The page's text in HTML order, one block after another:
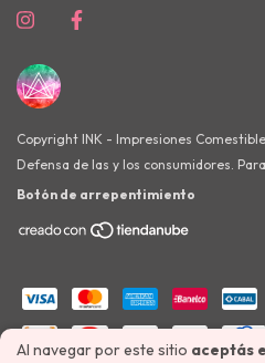
Al navegar por este sitio aceptás
Copyright INK - Impresiones
Defensa de las y los consumidores.
Botón de arrepentimiento